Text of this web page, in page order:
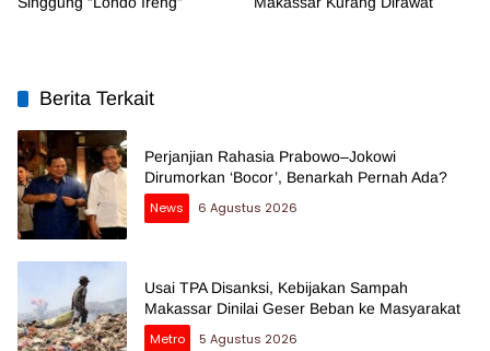
Berita Terkait
Perjanjian Rahasia Prabowo–Jokowi
Dirumorkan ‘Bocor’, Benarkah Pernah Ada?
News
6 Agustus 2026
Usai TPA Disanksi, Kebijakan Sampah
Makassar Dinilai Geser Beban ke Masyarakat
Metro
5 Agustus 2026